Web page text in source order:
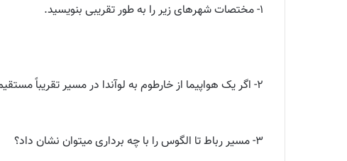
۱- مختصات شهرهای زیر را به طور تقریبی بنویسید.
۲- اگر یک هواپیما از خارطوم به لوآندا در مسیر تقریباً مستقیم حرکت کند، حرکت این هواپیما را به صورت تقریبی با یک بردار نشان دهید. مختصات آن بردار را بنویسید.
۳- مسیر رباط تا الگوس را با چه برداری میتوان نشان داد؟